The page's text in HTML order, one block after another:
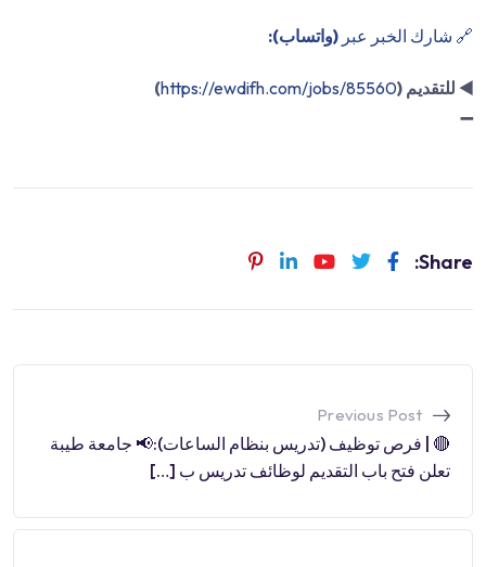
🔗 شارك الخبر عبر (واتساب):
◀️ للتقديم (https://ewdifh.com/jobs/85560
)
➖
Share:
Previous Post
🔴 | فرص توظيف (تدريس بنظام الساعات):📢 جامعة طيبة
تعلن فتح باب التقديم لوظائف تدريس ب […]